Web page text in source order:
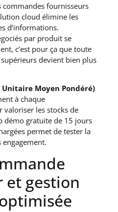
commandes fournisseurs
cloud élimine les
d’informations.
par produit se
c’est pour ça que toute
devient bien plus
Unitaire Moyen Pondéré)
à chaque
les stocks de
démo gratuite de 15 jours
permet de tester la
et gestion